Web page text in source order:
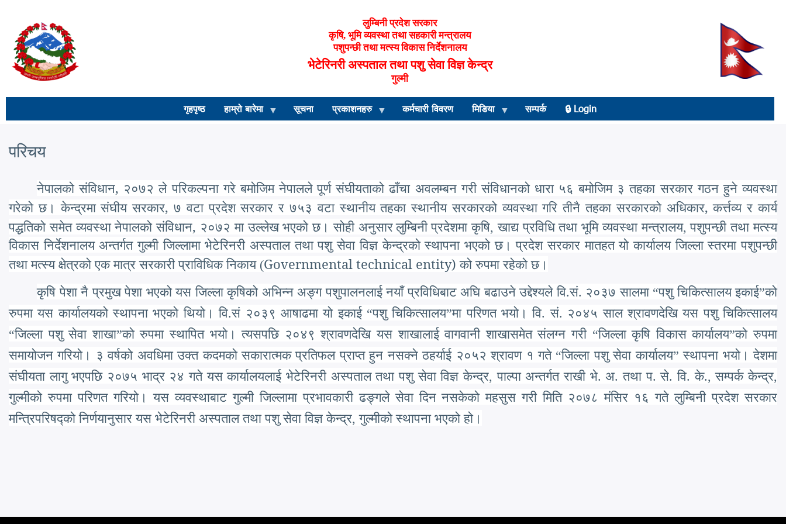
content
लुम्बिनी प्रदेश सरकार
कृषि, भूमि व्यवस्था तथा सहकारी मन्त्रालय
पशुपन्छी तथा मत्स्य विकास निर्देशनालय
भेटेरिनरी अस्पताल तथा पशु सेवा विज्ञ केन्द्र
गुल्मी
गृहपृष्ठ हाम्रो बारेमा सूचना प्रकाशनहरु कर्मचारी विवरण मिडिया सम्पर्क 🔒 Login
परिचय
नेपालको संविधान, २०७२ ले परिकल्पना गरे बमोजिम नेपालले पूर्ण संघीयताको ढाँचा अवलम्बन गरी संविधानको धारा ५६ बमोजिम ३ तहका सरकार गठन हुने व्यवस्था
गरेको छ। केन्द्रमा संघीय सरकार, ७ वटा प्रदेश सरकार र ७५३ वटा स्थानीय तहका स्थानीय सरकारको व्यवस्था गरि तीनै तहका सरकारको अधिकार,कर्त्तव्य र कार्य
पद्धतिको समेत व्यवस्था नेपालको संविधान, २०७२ मा उल्लेख भएको छ। सोही अनुसार लुम्बिनी प्रदेशमा कृषि, खाद्य प्रविधि तथा भूमि व्यवस्था मन्त्रालय, पशुपन्छी तथा मत्स्य
विकास निर्देशनालय अन्तर्गत गुल्मी जिल्लामा भेटेरिनरी अस्पताल तथा पशु सेवा विज्ञ केन्द्रको स्थापना भएको छ। प्रदेश सरकार मातहत यो कार्यालय जिल्ला स्तरमा पशुपन्छी
तथा मत्स्य क्षेत्रको एक मात्र सरकारी प्राविधिक निकाय (Governmental technical entity)को रुपमा रहेको छ।
कृषि पेशा नै प्रमुख पेशा भएको यस जिल्ला कृषिको अभिन्न अङ्ग पशुपालनलाई नयाँ प्रविधिबाट अघि बढाउने उद्देश्यले वि.सं. २०३७ सालमा “पशु चिकित्सालय इकाई”को
रुपमा यस कार्यालयको स्थापना भएको थियो। वि.सं २०३९ आषाढमा यो इकाई “पशु चिकित्सालय”मा परिणत भयो। वि. सं. २०४५ साल श्रावणदेखि यस पशु चिकित्सालय
“जिल्ला पशु सेवा शाखा”को रुपमा स्थापित भयो। त्यसपछि २०४९ श्रावणदेखि यस शाखालाई वागवानी शाखासमेत संलग्न गरी “जिल्ला कृषि विकास कार्यालय”को रुपमा
समायोजन गरियो। ३ वर्षको अवधिमा उक्त कदमको सकारात्मक प्रतिफल प्राप्त हुन नसक्ने ठहर्याई २०५२ श्रावण १ गते “जिल्ला पशु सेवा कार्यालय” स्थापना भयो। देशमा
संघीयता लागु भएपछि २०७५ भाद्र २४ गते यस कार्यालयलाई भेटेरिनरी अस्पताल तथा पशु सेवा विज्ञ केन्द्र, पाल्पा अन्तर्गत राखी भे. अ. तथा प. से. वि. के., सम्पर्क केन्द्र,
गुल्मीको रुपमा परिणत गरियो। यस व्यवस्थाबाट गुल्मी जिल्लामा प्रभावकारी ढङ्गले सेवा दिन नसकेको महसुस गरी मिति २०७८ मंसिर १६ गते लुम्बिनी प्रदेश सरकार
मन्त्रिपरिषद्को निर्णयानुसार यस भेटेरिनरी अस्पताल तथा पशु सेवा विज्ञ केन्द्र, गुल्मीको स्थापना भएको हो।